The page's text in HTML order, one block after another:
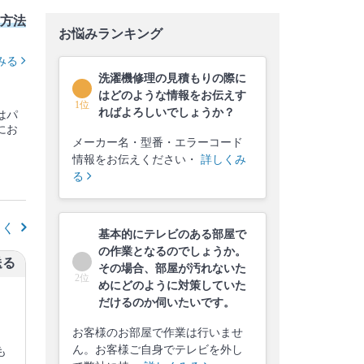
法
る
パ
お
お悩みランキング
1位
洗濯機修理の見積もりの際に
はどのような情報をお伝えす
ればよろしいでしょうか？
メーカー名・型番・エラーコード
情報をお伝えください・ 詳しくみ
る
2位
基本的にテレビのある部屋で
の作業となるのでしょうか。
その場合、部屋が汚れないた
めにどのように対策していた
だけるのか伺いたいです。
お客様のお部屋で作業は行いませ
ん。お客様ご自身でテレビを外し